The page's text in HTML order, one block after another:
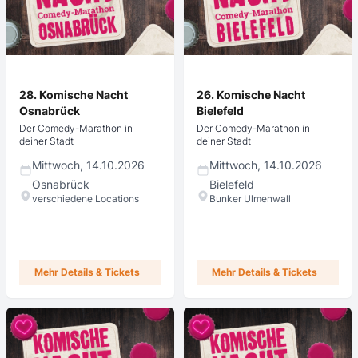
28. Komische Nacht
Osnabrück
Der Comedy-Marathon in
deiner Stadt
Mittwoch, 14.10.2026
Osnabrück
verschiedene Locations
Mehr Details & Tickets
26. Komische Nacht
Bielefeld
Der Comedy-Marathon in
deiner Stadt
Mittwoch, 14.10.2026
Bielefeld
Bunker Ulmenwall
Mehr Details & Tickets